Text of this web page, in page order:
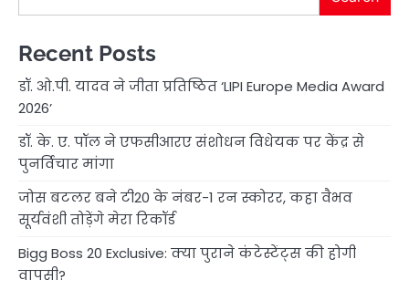
Recent Posts
डॉ. ओ.पी. यादव ने जीता प्रतिष्ठित ‘LIPI Europe Media Award
2026’
डॉ. के. ए. पॉल ने एफसीआरए संशोधन विधेयक पर केंद्र से
पुनर्विचार मांगा
जोस बटलर बने टी20 के नंबर-1 रन स्कोरर, कहा वैभव
सूर्यवंशी तोड़ेंगे मेरा रिकॉर्ड
Bigg Boss 20 Exclusive: क्या पुराने कंटेस्टेंट्स की होगी
वापसी?